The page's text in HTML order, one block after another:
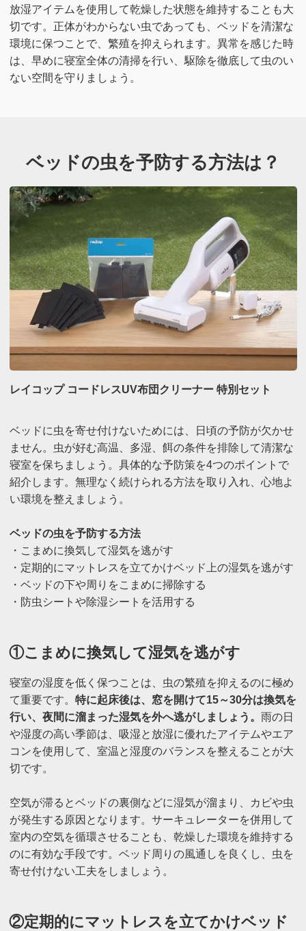
放湿アイテムを使用して乾燥した状態を維持することも大
切です。正体がわからない虫であっても、ベッドを清潔な
環境に保つことで、繁殖を抑えられます。異常を感じた時
は、早めに寝室全体の清掃を行い、駆除を徹底して虫のい
ない空間を守りましょう。
ベッドの虫を予防する方法は？
レイコップ コードレスUV布団クリーナー 特別セット
ベッドに虫を寄せ付けないためには、日頃の予防が欠かせ
ません。虫が好む高温、多湿、餌の条件を排除して清潔な
寝室を保ちましょう。具体的な予防策を4つのポイントで
紹介します。無理なく続けられる方法を取り入れ、心地よ
い環境を整えましょう。
ベッドの虫を予防する方法
・こまめに換気して湿気を逃がす
・定期的にマットレスを立てかけベッド上の湿気を逃がす
・ベッドの下や周りをこまめに掃除する
・防虫シートや除湿シートを活用する
①こまめに換気して湿気を逃がす
寝室の湿度を低く保つことは、虫の繁殖を抑えるのに極め
て重要です。 特に起床後は、窓を開けて15～30分は換気を
行い、夜間に溜まった湿気を外へ逃がしましょう。 雨の日
や湿度の高い季節は、吸湿と放湿に優れたアイテムやエア
コンを使用して、室温と湿度のバランスを整えることが大
切です。
空気が滞るとベッドの裏側などに湿気が溜まり、カビや虫
が発生する原因となります。サーキュレーターを併用して
室内の空気を循環させることも、乾燥した環境を維持する
のに有効な手段です。ベッド周りの風通しを良くし、虫を
寄せ付けない工夫をしましょう。
②定期的にマットレスを立てかけベッド